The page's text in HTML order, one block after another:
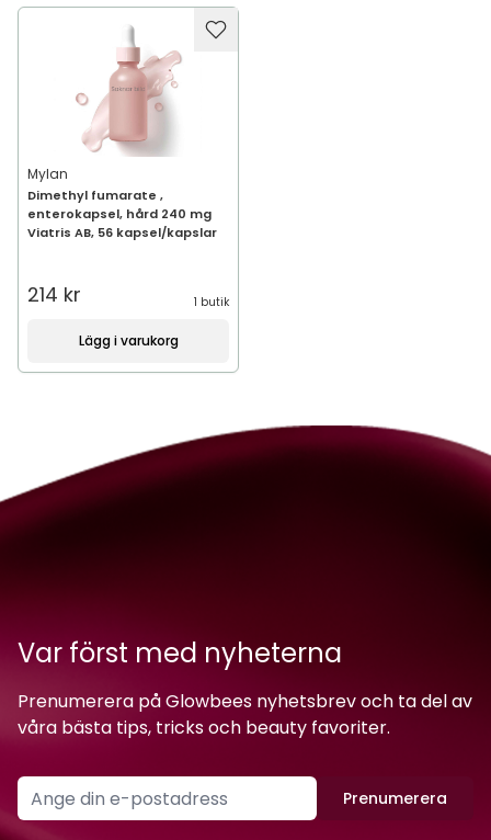
Mylan
Dimethyl fumarate ,
enterokapsel, hård 240 mg
Viatris AB, 56 kapsel/kapslar
214 kr 1 butik
Lägg i varukorg
Var först med nyheterna
Prenumerera på Glowbees nyhetsbrev och ta del av
våra bästa tips, tricks och beauty favoriter.
Prenumerera